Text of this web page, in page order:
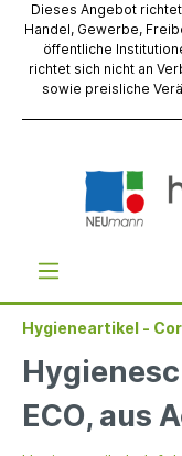
Dieses Angebot
Handel, Gewerbe,
öffentliche
richtet sich nicht an
sowie preisliche
Hygieneartikel -
ECO, aus